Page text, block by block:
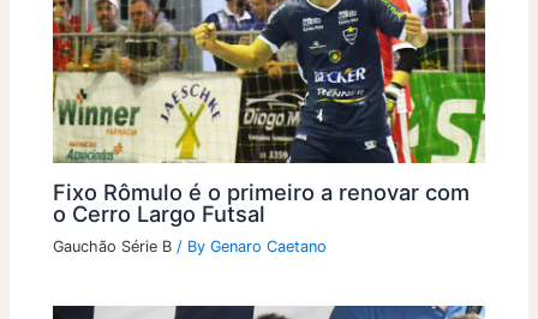
Fixo Rômulo é o primeiro a renovar com
o Cerro Largo Futsal
Gauchão Série B / ByGenaro Caetano